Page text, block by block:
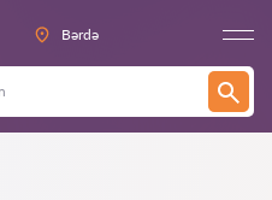
Bərdə